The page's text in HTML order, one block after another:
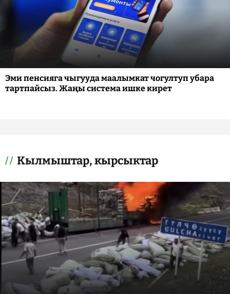
Эми пенсияга чыгууда маалымкат чогултуп убара
тартпайсыз. Жаңы система ишке кирет
Кылмыштар, кырсыктар